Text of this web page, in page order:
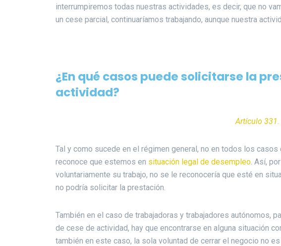
interrumpiremos todas nuestras actividades, es decir, que no
un cese parcial, continuaríamos trabajando, aunque nuestra
¿En qué casos puede solicitarse la
actividad?
Artículo 331.
Tal y como sucede en el régimen general, no en todos los
reconoce que estemos en situación legal de desempleo. Así,
voluntariamente su trabajo, no se le reconocería que esté en
no podría solicitar la prestación.
También en el caso de trabajadoras y trabajadores autónomos,
de cese de actividad, hay que encontrarse en alguna situación
también en este caso, la sola voluntad de cerrar el negocio no